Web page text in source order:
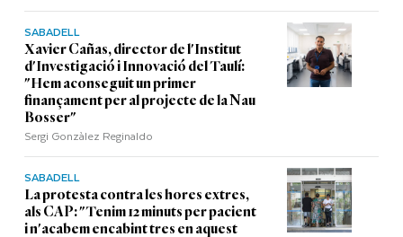
SABADELL
Xavier Cañas, director de l'Institut
d'Investigació i Innovació del Taulí:
"Hem aconseguit un primer
finançament per al projecte de la Nau
Bosser"
Sergi Gonzàlez Reginaldo
SABADELL
La protesta contra les hores extres,
als CAP: "Tenim 12 minuts per pacient
i n'acabem encabint tres en aquest